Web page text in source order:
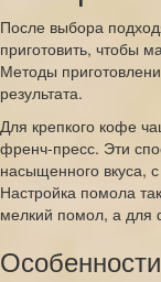
После выбора
приготовить, чтобы
Методы
результата.
Для крепкого кофе
френч-пресс. Эти
насыщенного вкуса,
Настройка помола
мелкий помол, а